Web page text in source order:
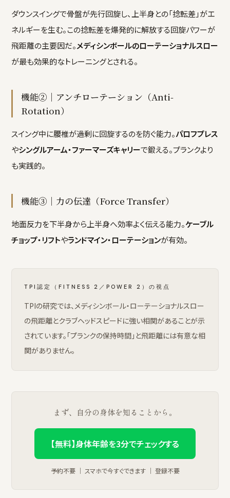
ダウンスイングで骨盤が先行回旋し、上半身との「捻転差」がエ
ネルギーを生む。この捻転差を爆発的に解放する回旋パワーが
飛距離の主要因だ。メディシンボールのローテーショナルスロー
が最も効果的なトレーニングとされる。
機能②｜アンチローテーション（Anti-
Rotation）
スイング中に腰椎が過剰に回旋するのを防ぐ能力。パロフプレス
やシングルアーム・ファーマーズキャリーで鍛える。プランクより
も実践的。
機能③｜力の伝達（Force Transfer）
地面反力を下半身から上半身へ効率よく伝える能力。ケーブル
チョップ・リフトやランドマイン・ローテーションが有効。
TPI認定（FITNESS 2／POWER 2）の視点
TPIの研究では、メディシンボール・ローテーショナルスロー
の飛距離とクラブヘッドスピードに強い相関があることが示
されています。「プランクの保持時間」と飛距離には有意な相
関がありません。
まず、自分の身体を知ることから。
【無料】身体年齢を3分でチェックする
予約不要 ｜ スマホで今すぐできます ｜ 登録不要